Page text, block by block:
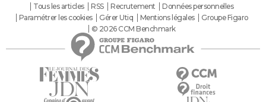
Tous les articles
RSS Recrutement
Données personnelles
Paramétrer les cookies
Gérer Utiq Mentions légales
Groupe Figaro
© 2026 CCM Benchmark